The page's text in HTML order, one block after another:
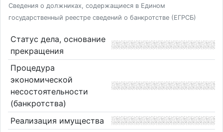
Сведения о должниках, содержащиеся в Едином
государственный реестре сведений о банкротстве (ЕГРСБ)
Статус дела, основание
прекращения
Процедура
экономической
несостоятельности
(банкротства)
Реализация имущества